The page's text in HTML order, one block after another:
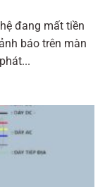
đang mất tiền
báo trên màn